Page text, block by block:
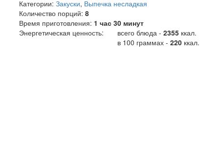
Категории: Закуски, Выпечка несладкая
Количество порций: 8
Время приготовления: 1 час 30 минут
Энергетическая ценность:
всего блюда - 2355 ккал.
в 100 граммах - 220 ккал.